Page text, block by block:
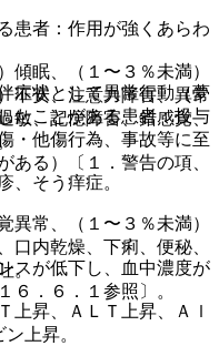
患者：作用が強くあらわ
症状として異常行動（夢
たことがある患者：投与
・他傷行為、事故等に至
ある）〔１．警告の項、
スが低下し、血中濃度が
６．６．１参照〕。
眠、（１〜３％未満）
不安、注意力障害、異常
敏、記憶障害、錯感覚、
そう痒症。
常、（１〜３％未満）
口内乾燥、下痢、便秘、
。
昇、ＡＬＴ上昇、Ａｌ
上昇。